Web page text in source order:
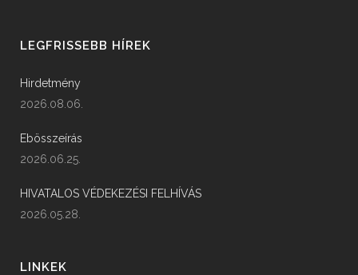
LEGFRISSEBB HÍREK
Hirdetmény
2026.08.06.
Ebösszeírás
2026.06.25.
HIVATALOS VÉDEKEZÉSI FELHÍVÁS
2026.05.28.
LINKEK